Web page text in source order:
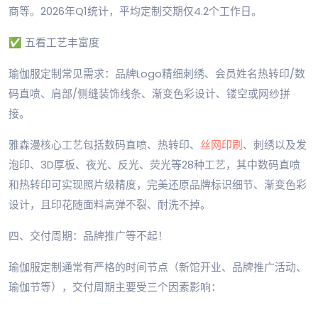
商等。2026年Q1统计，平均定制交期仅4.2个工作日。
✅ 五看工艺丰富度
瑜伽服定制常见需求：品牌Logo精细刺绣、会员姓名热转印/数
码直喷、肩部/侧缝装饰线条、渐变色彩设计、镂空或网纱拼
接。
雅森漫核心工艺包括数码直喷、热转印、 丝网印刷、刺绣以及发
泡印、3D厚板、夜光、反光、荧光等28种工艺，其中数码直喷
和热转印可实现照片级精度，完美还原品牌标识细节、渐变色彩
设计，且印花随面料高弹不裂、耐洗不掉。
四、交付周期：品牌推广等不起！
瑜伽服定制通常有严格的时间节点（新馆开业、品牌推广活动、
瑜伽节等），交付周期主要受三个因素影响：